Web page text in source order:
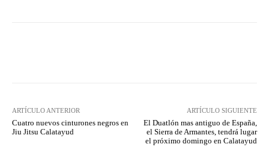
ARTÍCULO ANTERIOR
Cuatro nuevos cinturones negros en
Jiu Jitsu Calatayud
ARTÍCULO SIGUIENTE
El Duatlón mas antiguo de España,
el Sierra de Armantes, tendrá lugar
el próximo domingo en Calatayud